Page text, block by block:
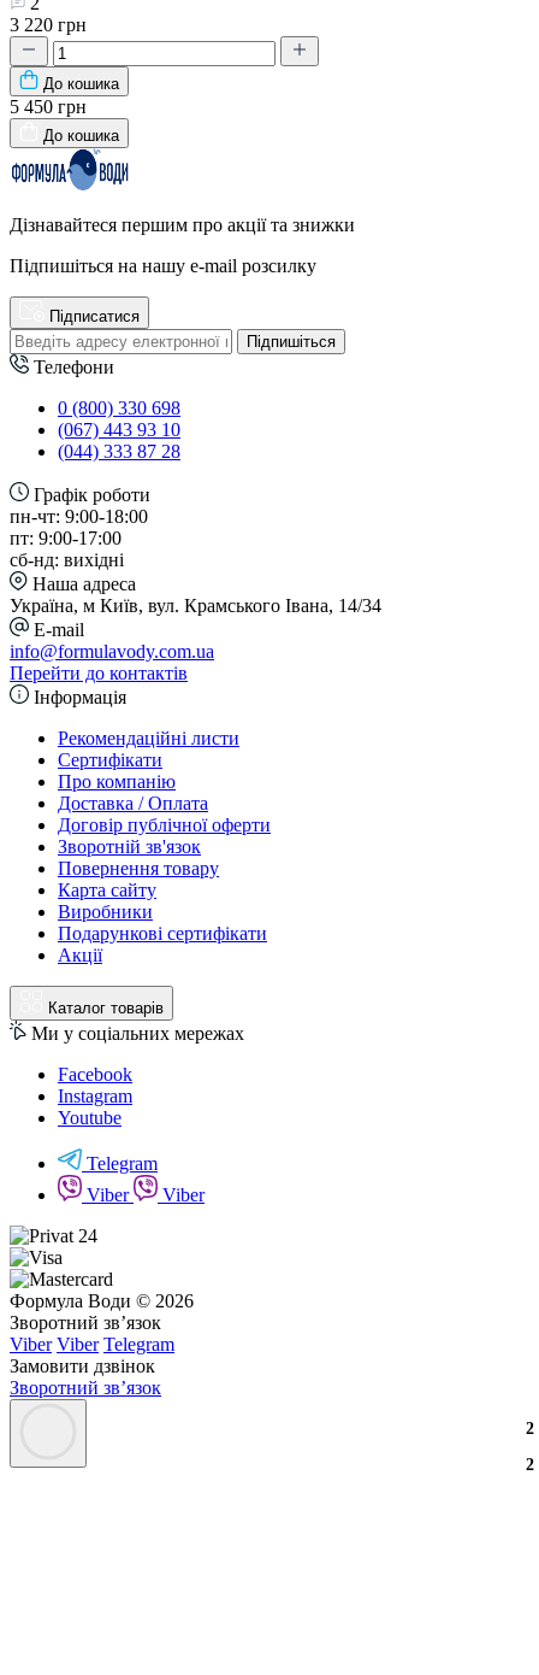
2
2
3 220 грн
До кошика
5 450 грн
До кошика
Дізнавайтеся першим про акції та знижки
Підпишіться на нашу e-mail розсилку
Підписатися
Підпишіться
Телефони
0 (800) 330 698
(067) 443 93 10
(044) 333 87 28
Графік роботи
пн-чт: 9:00-18:00
пт: 9:00-17:00
сб-нд: вихідні
Наша адреса
Україна, м Київ, вул. Крамського Івана, 14/34
E-mail
info@formulavody.com.ua
Перейти до контактів
Інформація
Рекомендаційні листи
Сертифікати
Про компанію
Доставка / Оплата
Договір публічної оферти
Зворотній зв'язок
Повернення товару
Карта сайту
Виробники
Подарункові сертифікати
Акції
Каталог товарів
Ми у соціальних мережах
Facebook
Instagram
Youtube
Telegram
Viber
Viber
Формула Води © 2026
Зворотний зв’язок
Viber Viber Telegram
Замовити дзвінок
Зворотний зв’язок